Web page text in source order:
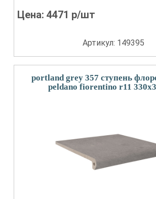
Цена:4471 р/шт
Артикул: 149395
portland grey 357 ступень
peldano fiorentino r11